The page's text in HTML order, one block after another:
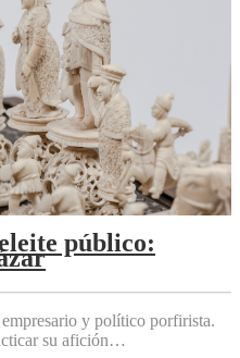
público:
y político porfirista.
su afición…